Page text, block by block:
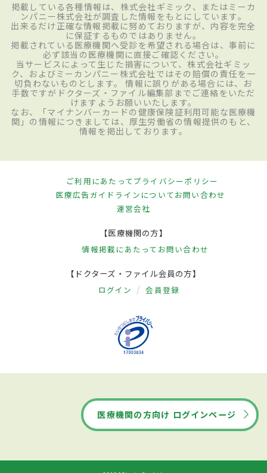
掲載している各種情報は、株式会社ギミック、またはミーカ
ンパニー株式会社が調査した情報をもとにしています。
出来るだけ正確な情報掲載に努めておりますが、内容を完全
に保証するものではありません。
掲載されている医療機関へ受診を希望される場合は、事前に
必ず該当の医療機関に直接ご確認ください。
当サービスによって生じた損害について、株式会社ギミッ
ク、およびミーカンパニー株式会社ではその賠償の責任を一
切負わないものとします。 情報に誤りがある場合には、お
手数ですがドクターズ・ファイル編集部までご連絡をいただ
けますようお願いいたします。
なお、「マイナンバーカードの健康保険証利用可能な医療機
関」の情報につきましては、厚生労働省の情報提供のもと、
情報を掲出しております。
ご利用にあたってプライバシーポリシー
医療広告ガイドラインについてお問い合わせ
運営会社
【医療機関の方】
情報掲載にあたって お問い合わせ
【ドクターズ・ファイル会員の方】
ログイン 会員登録
医療機関の方向け ログインページ